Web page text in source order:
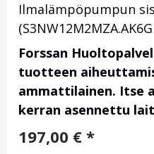
Ilmalämpöpumpun
Forssan
tuotteen
ammattilainen. Itse
kerran asennettu
197,00 € *